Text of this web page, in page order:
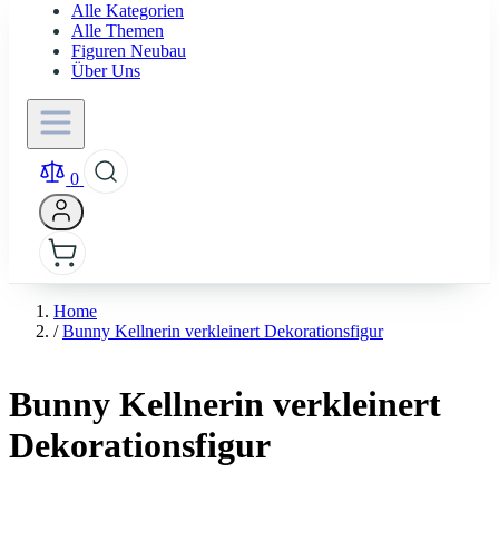
Alle Kategorien
Alle Themen
Figuren Neubau
Über Uns
0
Home
/ Bunny Kellnerin verkleinert Dekorationsfigur
Bunny Kellnerin verkleinert
Dekorationsfigur